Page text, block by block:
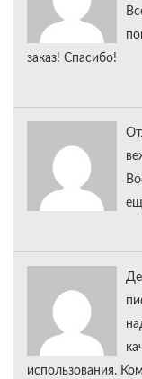
заказ! Спасибо!
использования.